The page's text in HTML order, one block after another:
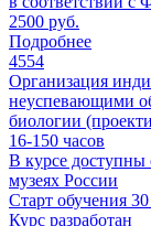
2500 руб.
Подробнее
4554
Организация
неуспевающими
биологии
16-150 часов
В курсе
музеях России
Старт обучения
Курс разработан